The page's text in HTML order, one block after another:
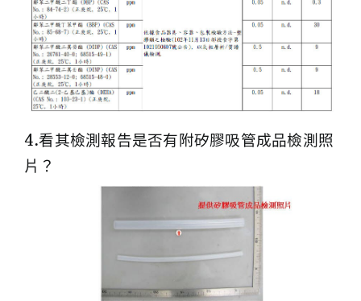
4.看其檢測報告是否有附矽膠吸管成品檢測照
片？